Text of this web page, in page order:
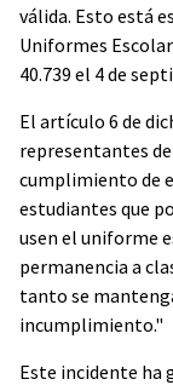
válida. Esto está
Uniformes
40.739 el 4 de
El artículo 6 de
representantes
cumplimiento de
estudiantes que
usen el uniforme
permanencia a
tanto se
incumplimiento."
Este incidente ha